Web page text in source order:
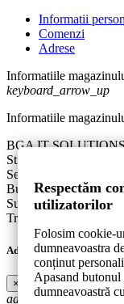
Informatii
Comenzi
Adrese
Informatiile
keyboard_arrow_up
Informatiile
BGA IT
Str. Aurel Botea nr.
Sector 3
Bucuresti
Suna-ne:0767.946.391
Trimite-ne un e-mail:
Adauga la produsele
×
add_circle_outline
Respectăm
utilizatorilor
Folosim cookie-
dumneavoastra
conținut
Apasand butonul
dumneavoastră